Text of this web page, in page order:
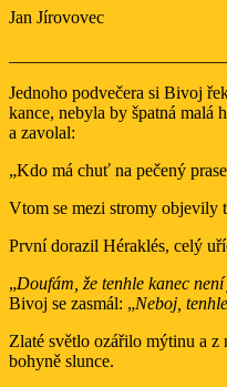
Jan Jírovovec
Jednoho podvečera si Bivoj
kance, nebyla by špatná malá
a zavolal:
„Kdo má chuť na pečený
Vtom se mezi stromy objevily
První dorazil Héraklés, celý
„Doufám, že tenhle kanec
Bivoj se zasmál: „Neboj,
Zlaté světlo ozářilo mýtinu a z
bohyně slunce.